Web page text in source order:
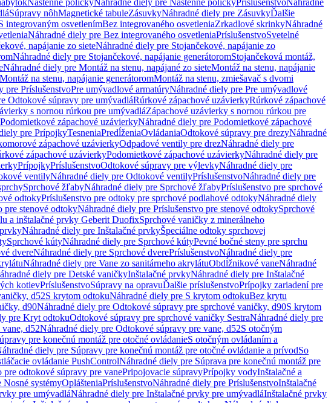
Nástenné poličkyNáhradné diely pre Nástenné poličkyPríslušenstvoNáhradné
Súpravy nôhMagnetické tabuleZásuvkyNáhradné diely pre ZásuvkyĎalšie
integrovaným osvetlenímBez integrovaného osvetleniaZrkadlové skrinkyNáhradné
Náhradné diely pre Bez integrovaného osvetleniaPríslušenstvoSvetelné
napájanie zo sieteNáhradné diely pre Stojančekové, napájanie zo
Náhradné diely pre Stojančekové, napájanie generátoromStojančeková montáž,
Náhradné diely pre Montáž na stenu, napájané zo sieteMontáž na stenu, napájanie
na stenu, napájanie generátoromMontáž na stenu, zmiešavač s dvomi
pre PríslušenstvoPre umývadlové armatúryNáhradné diely pre Pre umývadlové
Odtokové súpravy pre umývadláRúrkové zápachové uzávierkyRúrkové zápachové
s nornou rúrkou pre umývadláZápachové uzávierky s nornou rúrkou pre
Podomietkové zápachové uzávierkyNáhradné diely pre Podomietkové zápachové
pre PrípojkyTesneniaPredĺženiaOvládaniaOdtokové súpravy pre drezyNáhradné
zápachové uzávierkyOdpadové ventily pre drezNáhradné diely pre
zápachové uzávierkyPodomietkové zápachové uzávierkyNáhradné diely pre
PrípojkyPríslušenstvoOdtokové súpravy pre výlevkyNáhradné diely pre
ventilyNáhradné diely pre Odtokové ventilyPríslušenstvoNáhradné diely pre
Sprchové žľabyNáhradné diely pre Sprchové žľabyPríslušenstvo pre sprchové
odtokyPríslušenstvo pre odtoky pre sprchové podlahové odtokyNáhradné diely
pre stenové odtokyNáhradné diely pre Príslušenstvo pre stenové odtokySprchové
a inštalačné prvky Geberit DuofixSprchové vaničky z minerálneho
Náhradné diely pre Inštalačné prvkyŠpeciálne odtoky sprchovej
Sprchové kútyNáhradné diely pre Sprchové kútyPevné bočné steny pre sprchu
dvereNáhradné diely pre Sprchové dverePríslušenstvoNáhradné diely pre
Náhradné diely pre Vane zo sanitárneho akrylátuObdĺžnikové vaneNáhradné
diely pre Detské vaničkyInštalačné prvkyNáhradné diely pre Inštalačné
kotievPríslušenstvoSúpravy na opravuĎalšie príslušenstvoPrípojky zariadení pre
d52S krytom odtokuNáhradné diely pre S krytom odtokuBez krytu
d90Náhradné diely pre Odtokové súpravy pre sprchové vaničky, d90S krytom
pre Kryt odtokuOdtokové súpravy pre sprchové vaničky SestraNáhradné diely pre
d52Náhradné diely pre Odtokové súpravy pre vane, d52S otočným
pre konečnú montáž pre otočné ovládanieS otočným ovládaním a
diely pre Súpravy pre konečnú montáž pre otočné ovládanie a prívodSo
ovládanie PushControlNáhradné diely pre Súprava pre konečnú montáž pre
pre odtokové súpravy pre vanePripojovacie súpravyPrípojky vodyInštalačné a
Nosné systémyOplášteniaPríslušenstvoNáhradné diely pre PríslušenstvoInštalačné
pre umývadláNáhradné diely pre Inštalačné prvky pre umývadláInštalačné prvky